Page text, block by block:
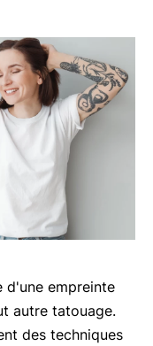
d'une empreinte
autre tatouage.
des techniques